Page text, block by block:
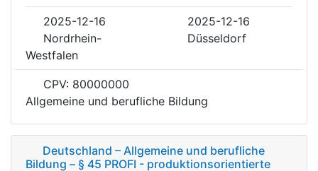
2025-12-16
2025-12-16
Nordrhein-
Westfalen
Düsseldorf
CPV: 80000000
Allgemeine und berufliche Bildung
Deutschland – Allgemeine und berufliche
Bildung – § 45 PROFI - produktionsorientierte